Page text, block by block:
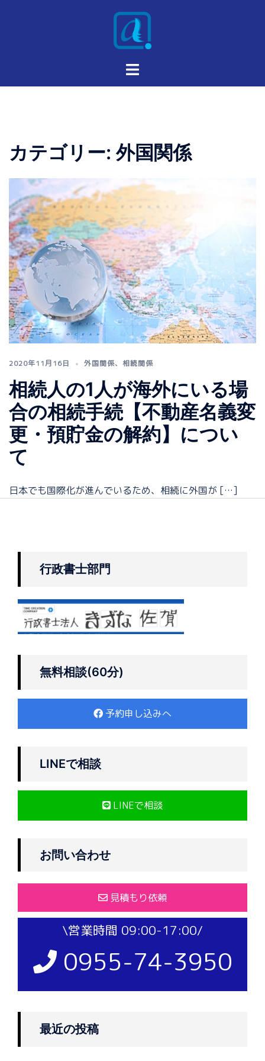
カテゴリー:外国関係
2020年11月16日 外国関係、 相続関係
相続人の1人が海外にいる場
合の相続手続【不動産名義変
更・預貯金の解約】につい
て
日本でも国際化が進んでいるため、相続に外国が […]
行政書士部門
無料相談(60分)
予約申し込みへ
LINEで相談
LINEで相談
お問い合わせ
見積もり依頼
\営業時間 09:00-17:00/
0955-74-3950
最近の投稿